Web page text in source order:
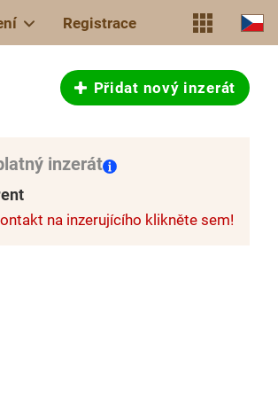
Registrace
Přidat nový inzerát
inzerát
na inzerujícího klikněte sem!